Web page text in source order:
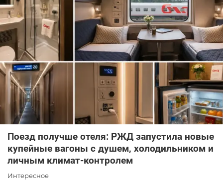
Поезд получше отеля: РЖД запустила новые
купейные вагоны с душем, холодильником и
личным климат-контролем
Интересное